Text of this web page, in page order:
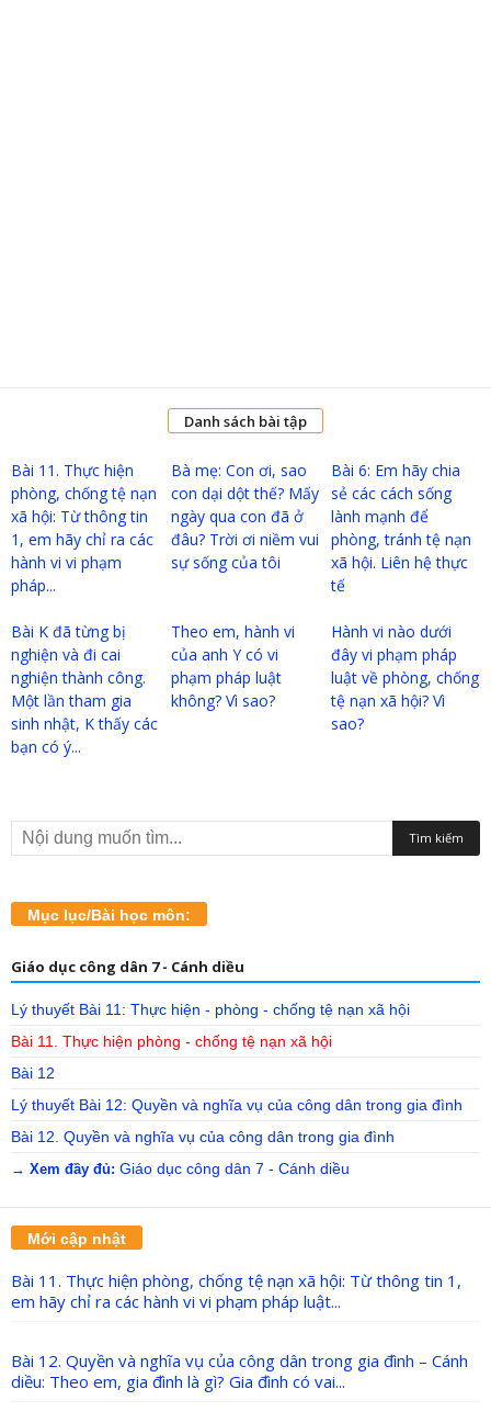
Danh sách bài tập
Bài 11. Thực hiện
phòng, chống tệ nạn
xã hội: Từ thông tin
1, em hãy chỉ ra các
hành vi vi phạm
pháp...
Bà mẹ: Con ơi, sao
con dại dột thế? Mấy
ngày qua con đã ở
đâu? Trời ơi niềm vui
sự sống của tôi
Bài 6: Em hãy chia
sẻ các cách sống
lành mạnh để
phòng, tránh tệ nạn
xã hội. Liên hệ thực
tế
Bài K đã từng bị
nghiện và đi cai
nghiện thành công.
Một lần tham gia
sinh nhật, K thấy các
bạn có ý...
Theo em, hành vi
của anh Y có vi
phạm pháp luật
không? Vì sao?
Hành vi nào dưới
đây vi phạm pháp
luật về phòng, chống
tệ nạn xã hội? Vì
sao?
Mục lục/Bài học môn:
Giáo dục công dân 7 - Cánh diều
Lý thuyết Bài 11: Thực hiện - phòng - chống tệ nạn xã hội
Bài 11. Thực hiện phòng - chống tệ nạn xã hội
Bài 12
Lý thuyết Bài 12: Quyền và nghĩa vụ của công dân trong gia đình
Bài 12. Quyền và nghĩa vụ của công dân trong gia đình
→ Xem đầy đủ: Giáo dục công dân 7 - Cánh diều
Mới cập nhật
Bài 11. Thực hiện phòng, chống tệ nạn xã hội: Từ thông tin 1,
em hãy chỉ ra các hành vi vi phạm pháp luật...
Bài 12. Quyền và nghĩa vụ của công dân trong gia đình – Cánh
diều: Theo em, gia đình là gì? Gia đình có vai...